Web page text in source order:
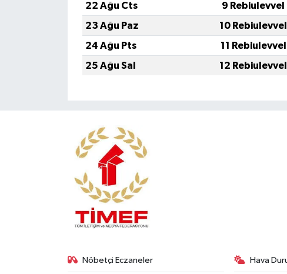
22 Ağu Cts
9 Rebiulevvel
23 Ağu Paz
10
24 Ağu Pts
11
25 Ağu Sal
12
Nöbetçi Eczaneler Hava